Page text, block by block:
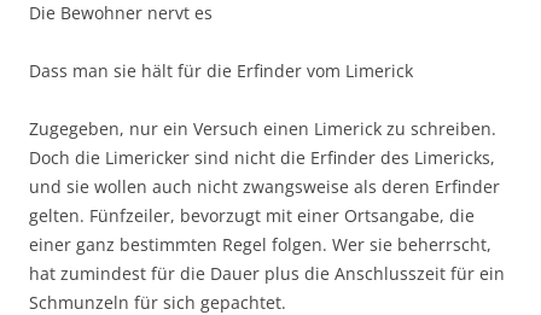
Die Bewohner nervt es
Dass man sie hält für die Erfinder vom Limerick
Zugegeben, nur ein Versuch einen Limerick zu schreiben.
Doch die Limericker sind nicht die Erfinder des Limericks,
und sie wollen auch nicht zwangsweise als deren Erfinder
gelten. Fünfzeiler, bevorzugt mit einer Ortsangabe, die
einer ganz bestimmten Regel folgen. Wer sie beherrscht,
hat zumindest für die Dauer plus die Anschlusszeit für ein
Schmunzeln für sich gepachtet.